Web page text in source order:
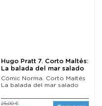
Hugo Pratt 7. Corto Maltés:
La balada del mar salado
Cómic Norma. Corto Maltés
La balada del mar salado
25,00 €